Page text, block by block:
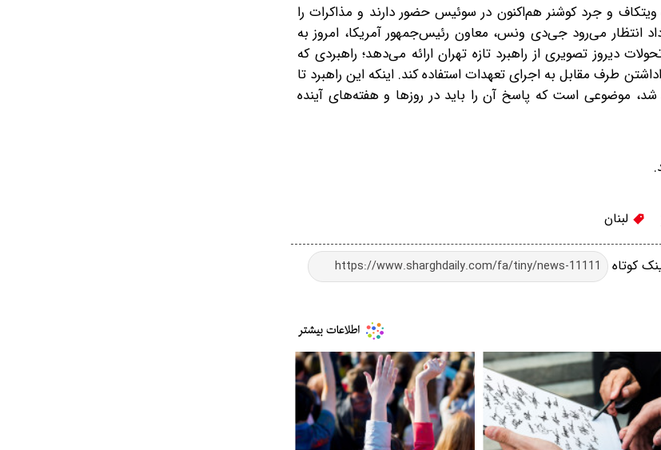
و جرد کوشنر هم‌اکنون در سوئیس حضور دارند و مذاکرات را
انتظار می‌رود جی‌دی ونس، معاون رئیس‌جمهور آمریکا، امروز به
دیروز تصویری از راهبرد تازه تهران ارائه می‌دهد؛ راهبردی که
طرف مقابل به اجرای تعهدات استفاده کند. اینکه این راهبرد تا
موضوعی است که پاسخ آن را باید در روزها و هفته‌های آینده
لبنان
کوتاه